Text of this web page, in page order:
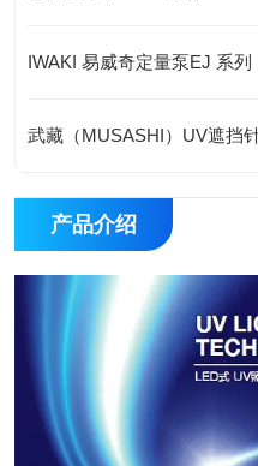
产品介绍